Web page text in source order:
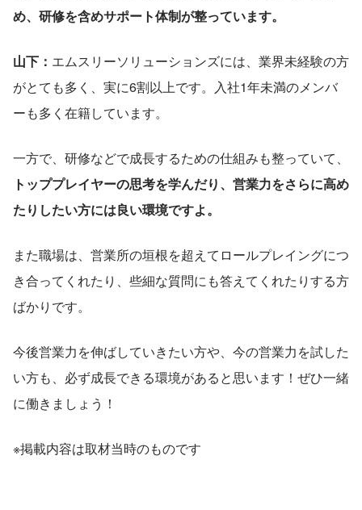
め、研修を含めサポート体制が整っています。
山下： エムスリーソリューションズには、業界未経験の方
がとても多く、実に6割以上です。入社1年未満のメンバ
ーも多く在籍しています。
一方で、研修などで成長するための仕組みも整っていて、
トッププレイヤーの思考を学んだり、営業力をさらに高め
たりしたい方には良い環境ですよ。
また職場は、営業所の垣根を超えてロールプレイングにつ
き合ってくれたり、些細な質問にも答えてくれたりする方
ばかりです。
今後営業力を伸ばしていきたい方や、今の営業力を試した
い方も、必ず成長できる環境があると思います！ぜひ一緒
に働きましょう！
※掲載内容は取材当時のものです